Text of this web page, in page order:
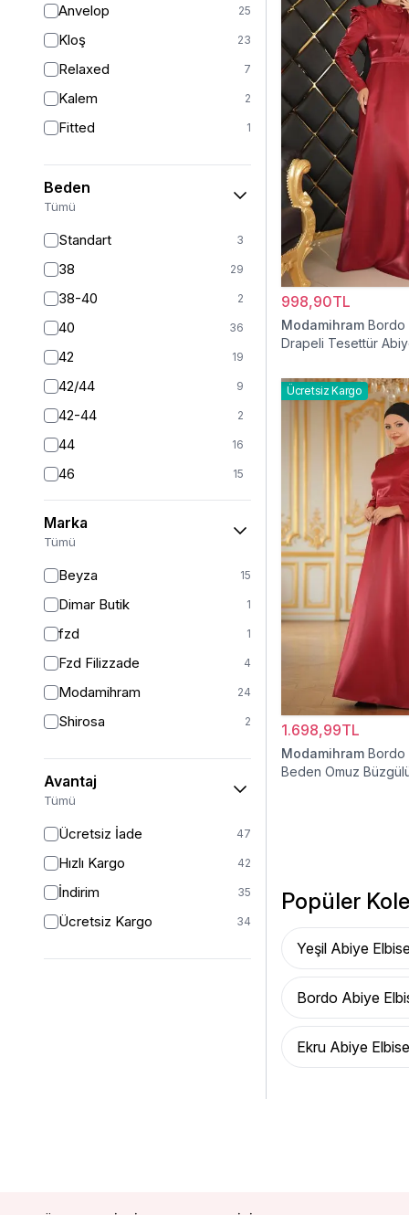
Anvelop 25
Kloş 23
Relaxed 7
Kalem 2
Fitted 1
Beden
Tümü
Standart 3
38 29
38-40 2
40 36
42 19
42/44 9
42-44 2
44 16
46 15
46/48 11
48 14
Marka
Tümü
Beyza 15
Dimar Butik 1
fzd 1
Fzd Filizzade 4
Modamihram 24
Shirosa 2
Avantaj
Tümü
Ücretsiz İade 47
Hızlı Kargo 42
İndirim 35
Ücretsiz Kargo 34
998,90TL
Modamihram Bordo
Drapeli Tesettür
Ücretsiz Kargo
1.698,99TL
Modamihram Bordo
Beden Omuz
Popüler
Yeşil Abiye
Bordo Abiye
Ekru Abiye Elbise